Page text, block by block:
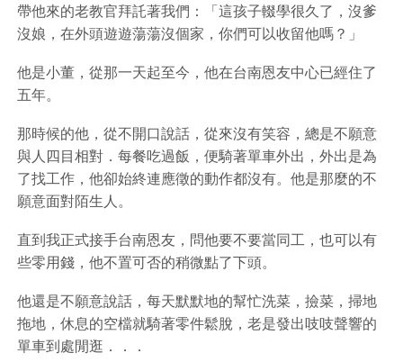
帶他來的老教官拜託著我們：「這孩子輟學很久了，沒爹
沒娘，在外頭遊遊蕩蕩沒個家，你們可以收留他嗎？」
他是小董，從那一天起至今，他在台南恩友中心已經住了
五年。
那時候的他，從不開口說話，從來沒有笑容，總是不願意
與人四目相對．每餐吃過飯，便騎著單車外出，外出是為
了找工作，他卻始終連應徵的動作都沒有。他是那麼的不
願意面對陌生人。
直到我正式接手台南恩友，問他要不要當同工，也可以有
些零用錢，他不置可否的稍微點了下頭。
他還是不願意說話，每天默默地的幫忙洗菜，撿菜，掃地
拖地，休息的空檔就騎著零件鬆脫，老是發出吱吱聲響的
單車到處閒逛．．．